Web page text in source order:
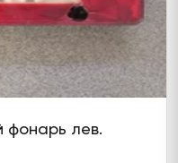
фонарь лев.